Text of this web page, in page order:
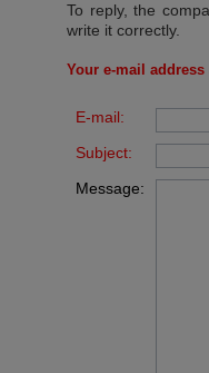
To reply, the
write it correctly.
Your e-mail
E-mail:
Subject:
Message: